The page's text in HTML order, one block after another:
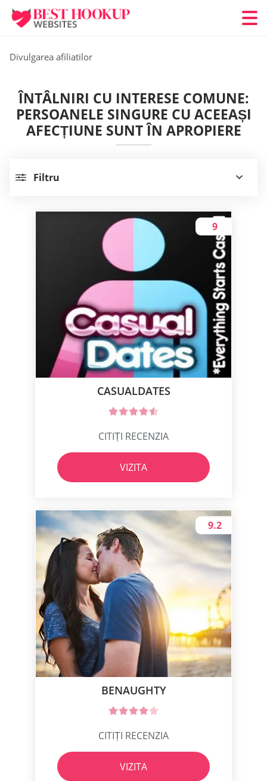
Divulgarea afiliatilor
ÎNTÂLNIRI CU INTERESE COMUNE:
PERSOANELE SINGURE CU ACEEAȘI
AFECȚIUNE SUNT ÎN APROPIERE
Filtru
CASUALDATES
9
CITIȚI RECENZIA
VIZITA
BENAUGHTY
9.2
CITIȚI RECENZIA
VIZITA